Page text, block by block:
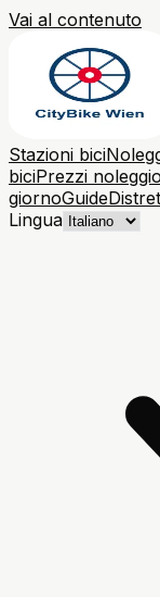
Vai al contenuto
Stazioni bici
biciPrezzi noleggio
giornoGuide
Lingua